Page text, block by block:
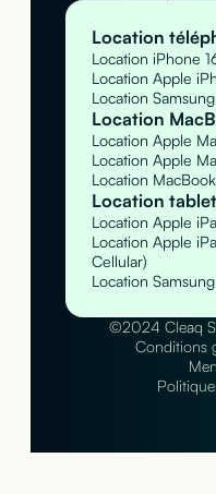
Location
Location iPhone
Location Apple
Location
Location
Location Apple
Location Apple
Location
Location
Location Apple
Location Apple
Cellular)
Location
©2024 Cleaq
Conditions